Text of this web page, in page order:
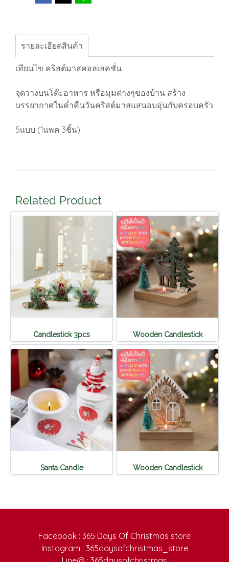
รายละเอียดสินค้า
เทียนไข คริสต์มาสคอลเลคชั่น
จุดวางบนโต๊ะอาหาร หรือมุมต่างๆของบ้าน สร้าง
บรรยากาศในค่ำคืนวันคริสต์มาสแสนอบอุ่นกับครอบครัว
5แบบ (1แพค 3ชิ้น)
Related Product
Candlestick 3pcs Wooden Candlestick
Santa Candle Wooden Candlestick
Facebook : 365 Days Of Christmas store
Instagram : 365daysofchristmas_store